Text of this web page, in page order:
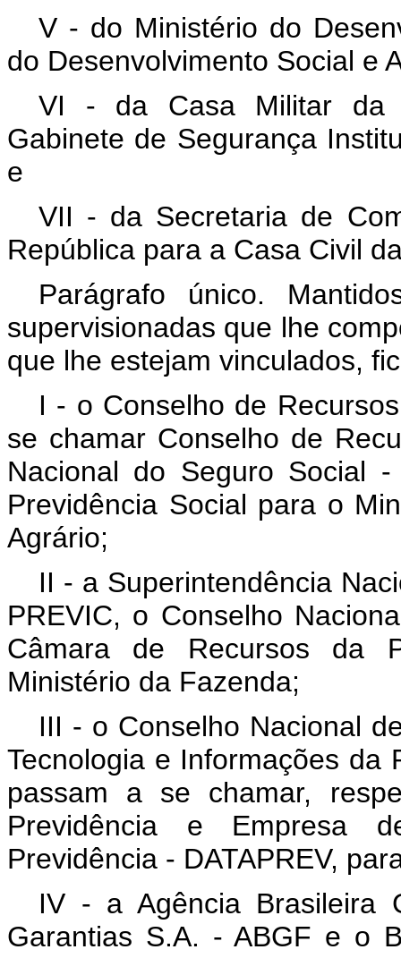
V - do Ministério do
do Desenvolvimento Social e
VI - da Casa Militar da
Gabinete de Segurança
e
VII - da Secretaria de
República para a Casa Civil
Parágrafo único.
supervisionadas que lhe
que lhe estejam vinculados,
I - o Conselho de
se chamar Conselho de
Nacional do Seguro Social
Previdência Social para o
Agrário;
II - a Superintendência
PREVIC, o Conselho
Câmara de Recursos da
Ministério da Fazenda;
III - o Conselho Nacional
Tecnologia e Informações da
passam a se chamar,
Previdência e Empresa
Previdência - DATAPREV,
IV - a Agência Brasileira
Garantias S.A. - ABGF e o